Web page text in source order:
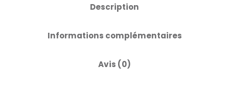
Description
Informations complémentaires
Avis (0)